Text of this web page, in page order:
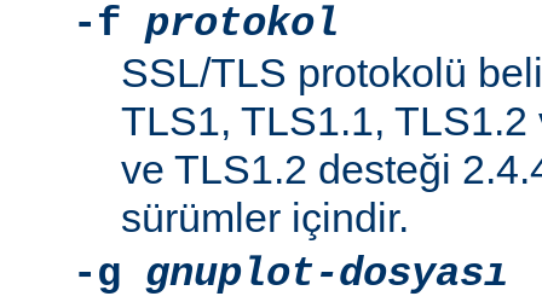
-f protokol
SSL/TLS protokolü
TLS1, TLS1.1,
ve TLS1.2 desteği
sürümler içindir.
-g gnuplot-dosyası